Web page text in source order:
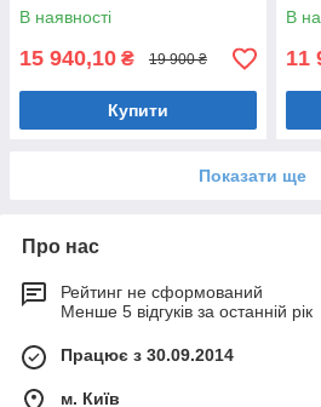
В наявності
15 940,10 ₴ 19 900 ₴
Купити
В
11
Показати ще
Про нас
Рейтинг не сформований
Менше 5 відгуків за останній рік
Працює з 30.09.2014
м. Київ